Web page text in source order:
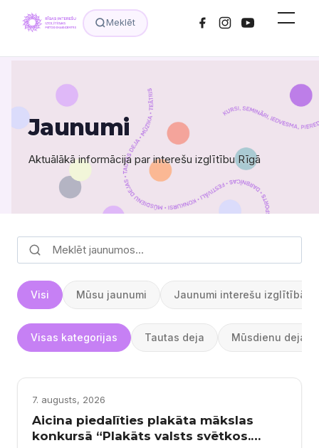
Meklēt
Jaunumi
Aktuālākā informācija par interešu izglītību Rīgā
Visi Mūsu jaunumi Jaunumi interešu izglītībā
Visas kategorijas Tautas deja Mūsdienu dejas
VIZUĀLĀ UN VIZUĀLI PLASTISKĀ MĀKSLA
7. augusts, 2026
Aicina piedalīties plakāta mākslas
konkursā “Plakāts valsts svētkos.